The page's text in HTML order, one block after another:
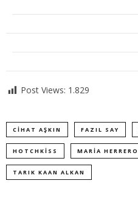
Post Views: 1.829
CIHAT AŞKIN FAZIL SAY
HOTCHKISS MARIA HERRERO
TARIK KAAN ALKAN